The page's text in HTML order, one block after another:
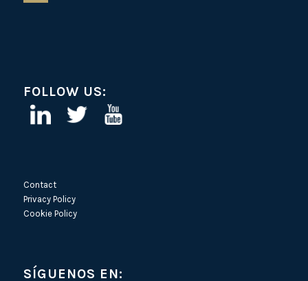
FOLLOW US:
Contact
Privacy Policy
Cookie Policy
SÍGUENOS EN: